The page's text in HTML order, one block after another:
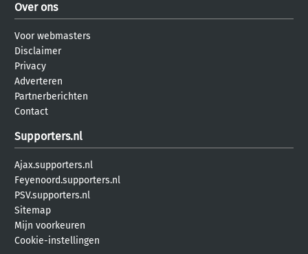
Over ons
Voor webmasters
Disclaimer
Privacy
Adverteren
Partnerberichten
Contact
Supporters.nl
Ajax.supporters.nl
Feyenoord.supporters.nl
PSV.supporters.nl
Sitemap
Mijn voorkeuren
Cookie-instellingen